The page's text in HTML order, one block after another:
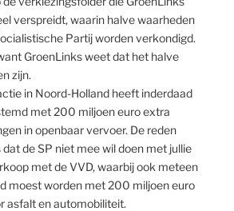
verspreidt, waarin halve waarheden
Partij worden verkondigd.
GroenLinks weet dat het halve
zijn.
in Noord-Holland heeft inderdaad
met 200 miljoen euro extra
in openbaar vervoer. De reden
dat de SP niet mee wil doen met jullie
met de VVD, waarbij ook meteen
moest worden met 200 miljoen euro
asfalt en automobiliteit.